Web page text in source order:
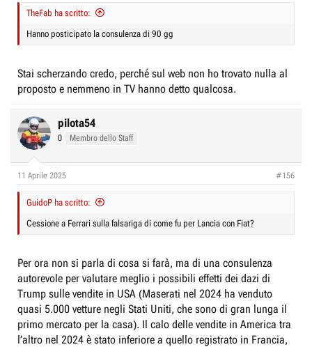
TheFab ha scritto:
Hanno posticipato la consulenza di 90 gg
Stai scherzando credo, perché sul web non ho trovato nulla al
proposto e nemmeno in TV hanno detto qualcosa.
pilota54
0 Membro dello Staff
11 Aprile 2025 #156
GuidoP ha scritto:
Cessione a Ferrari sulla falsariga di come fu per Lancia con Fiat?
Per ora non si parla di cosa si farà, ma di una consulenza
autorevole per valutare meglio i possibili effetti dei dazi di
Trump sulle vendite in USA (Maserati nel 2024 ha venduto
quasi 5.000 vetture negli Stati Uniti, che sono di gran lunga il
primo mercato per la casa). Il calo delle vendite in America tra
l’altro nel 2024 è stato inferiore a quello registrato in Francia,